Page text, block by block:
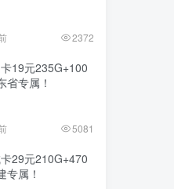
2372
19元235G+100
省专属！
5081
29元210G+470
专属！